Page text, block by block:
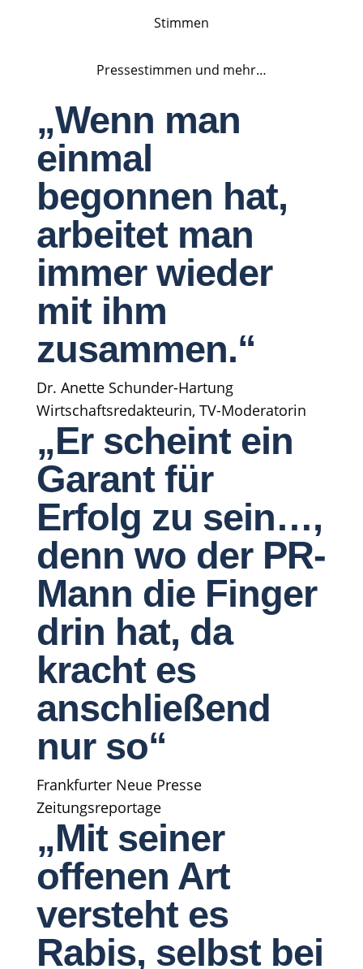
Stimmen
Pressestimmen und mehr…
„Wenn man
einmal
begonnen hat,
arbeitet man
immer wieder
mit ihm
zusammen.“
Dr. Anette Schunder-Hartung
Wirtschaftsredakteurin, TV-Moderatorin
„Er scheint ein
Garant für
Erfolg zu sein…,
denn wo der PR-
Mann die Finger
drin hat, da
kracht es
anschließend
nur so“
Frankfurter Neue Presse
Zeitungsreportage
„Mit seiner
offenen Art
versteht es
Rabis, selbst bei